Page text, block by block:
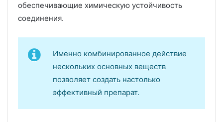
обеспечивающие химическую устойчивость
соединения.
Именно комбинированное действие
нескольких основных веществ
позволяет создать настолько
эффективный препарат.